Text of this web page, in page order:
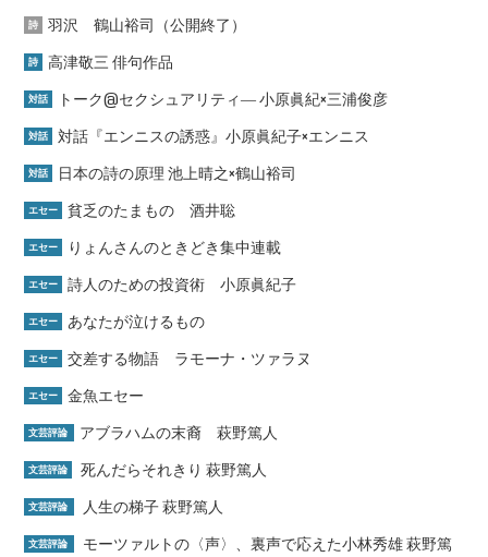
詩 羽沢 鶴山裕司（公開終了）
詩 高津敬三 俳句作品
対話 トーク@セクシュアリティ― 小原眞紀×三浦俊彦
対話 対話『エンニスの誘惑』小原眞紀子×エンニス
対話 日本の詩の原理 池上晴之×鶴山裕司
エセー 貧乏のたまもの 酒井聡
エセー りょんさんのときどき集中連載
エセー 詩人のための投資術 小原眞紀子
エセー あなたが泣けるもの
エセー 交差する物語 ラモーナ・ツァラヌ
エセー 金魚エセー
文芸評論 アブラハムの末裔 萩野篤人
文芸評論 死んだらそれきり 萩野篤人
文芸評論 人生の梯子 萩野篤人
文芸評論
モーツァルトの〈声〉、裏声で応えた小林秀雄 萩野篤